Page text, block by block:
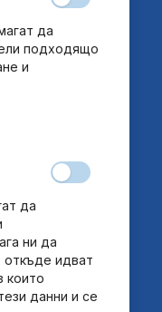
да
подходящо
и
да
ни да
идват
които
данни и се